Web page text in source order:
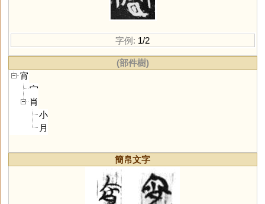
字例: 1/2
(部件樹)
宵
宀
肖
小
月
簡帛文字